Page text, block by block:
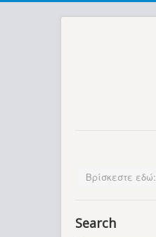
Βρίσκεστε εδώ:
Search